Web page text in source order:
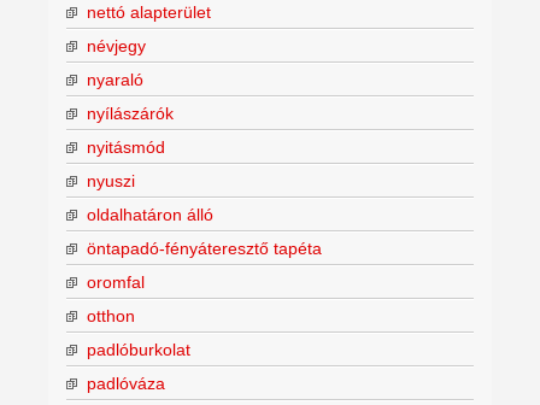
nettó alapterület
névjegy
nyaraló
nyílászárók
nyitásmód
nyuszi
oldalhatáron álló
öntapadó-fényáteresztő tapéta
oromfal
otthon
padlóburkolat
padlóváza